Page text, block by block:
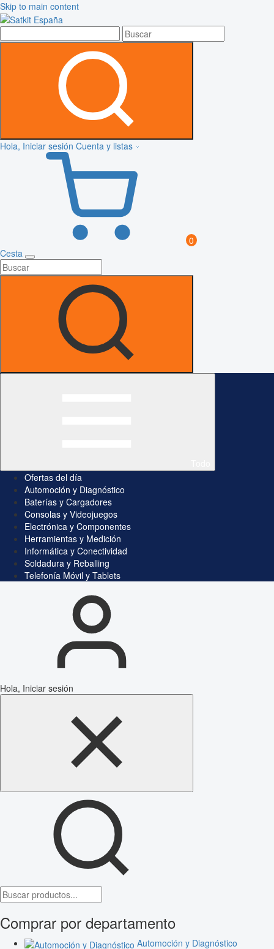
Skip to main content
Hola, Iniciar sesión Cuenta y listas
0
Cesta
Ofertas del día
Automoción y Diagnóstico
Baterías y Cargadores
Consolas y Videojuegos
Electrónica y Componentes
Herramientas y Medición
Informática y Conectividad
Soldadura y Reballing
Telefonía Móvil y Tablets
Hola, Iniciar sesión
Comprar por departamento
Automoción y Diagnóstico